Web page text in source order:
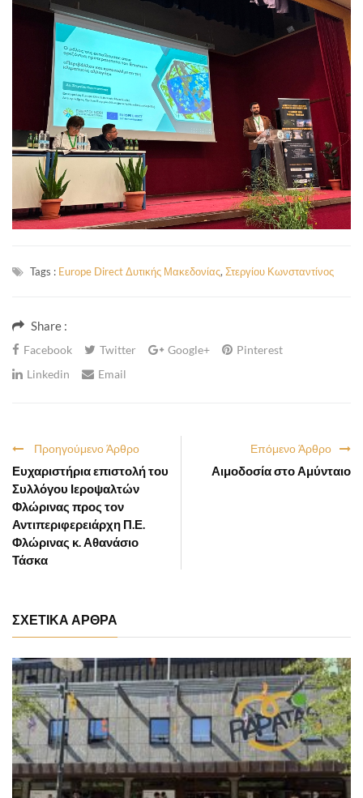
Tags : Europe Direct Δυτικής Μακεδονίας, Στεργίου Κωνσταντίνος
Share :
Facebook Twitter Google+
Pinterest
Linkedin
Email
Επόμενο Άρθρο
Αιμοδοσία στο Αμύνταιο
Προηγούμενο Άρθρο
Ευχαριστήρια επιστολή του
Συλλόγου Ιεροψαλτών
Φλώρινας προς τον
Αντιπεριφερειάρχη Π.Ε.
Φλώρινας κ. Αθανάσιο
Τάσκα
ΣΧΕΤΙΚΑ ΑΡΘΡΑ